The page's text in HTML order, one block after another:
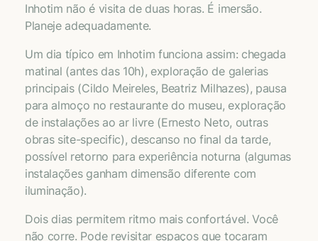
Inhotim não é visita de duas horas. É imersão.
Planeje adequadamente.
Um dia típico em Inhotim funciona assim: chegada
matinal (antes das 10h), exploração de galerias
principais (Cildo Meireles, Beatriz Milhazes), pausa
para almoço no restaurante do museu, exploração
de instalações ao ar livre (Ernesto Neto, outras
obras site-specific), descanso no final da tarde,
possível retorno para experiência noturna (algumas
instalações ganham dimensão diferente com
iluminação).
Dois dias permitem ritmo mais confortável. Você
não corre. Pode revisitar espaços que tocaram